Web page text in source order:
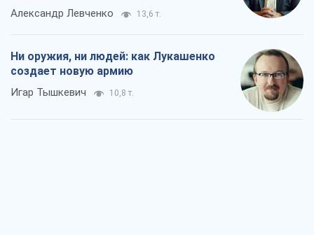
Александр Левченко 13,6 т.
Ни оружия, ни людей: как Лукашенко
создает новую армию
Игар Тышкевич 10,8 т.